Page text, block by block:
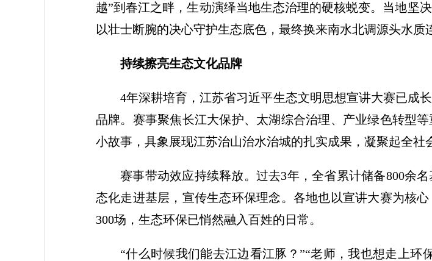
越”到春江之畔，生动演绎当地生态治理的硬核蜕变。当地坚
以壮士断腕的决心守护生态底色，最终换来南水北调源头水质
持续擦亮生态文化品牌
4年深耕培育，江苏省习近平生态文明思想宣讲大赛已成
品牌。赛事聚焦长江大保护、太湖综合治理、产业绿色转型
小故事，具象展现江苏治山治水治城的扎实成果，凝聚起全社
赛事带动效应持续释放。过去3年，全省累计储备800余
态化走进基层，宣传生态环保理念。各地也以宣讲大赛为核
300场，生态环保已悄然融入百姓的日常。
“什么时候我们能去江边看江豚？”“老师，我也想走上